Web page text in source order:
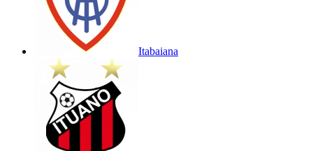
Itabaiana